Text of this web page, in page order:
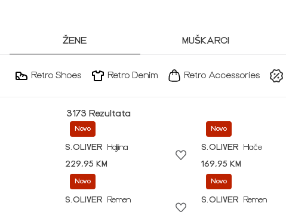
ŽENE MUŠKARCI
Retro Shoes Retro Denim Retro Accessories
3173 Rezultata
Novo
S.OLIVER
Haljina
229,95 KM
Novo
S.OLIVER
Hlače
169,95 KM
Novo
S.OLIVER
Remen
Novo
S.OLIVER
Remen